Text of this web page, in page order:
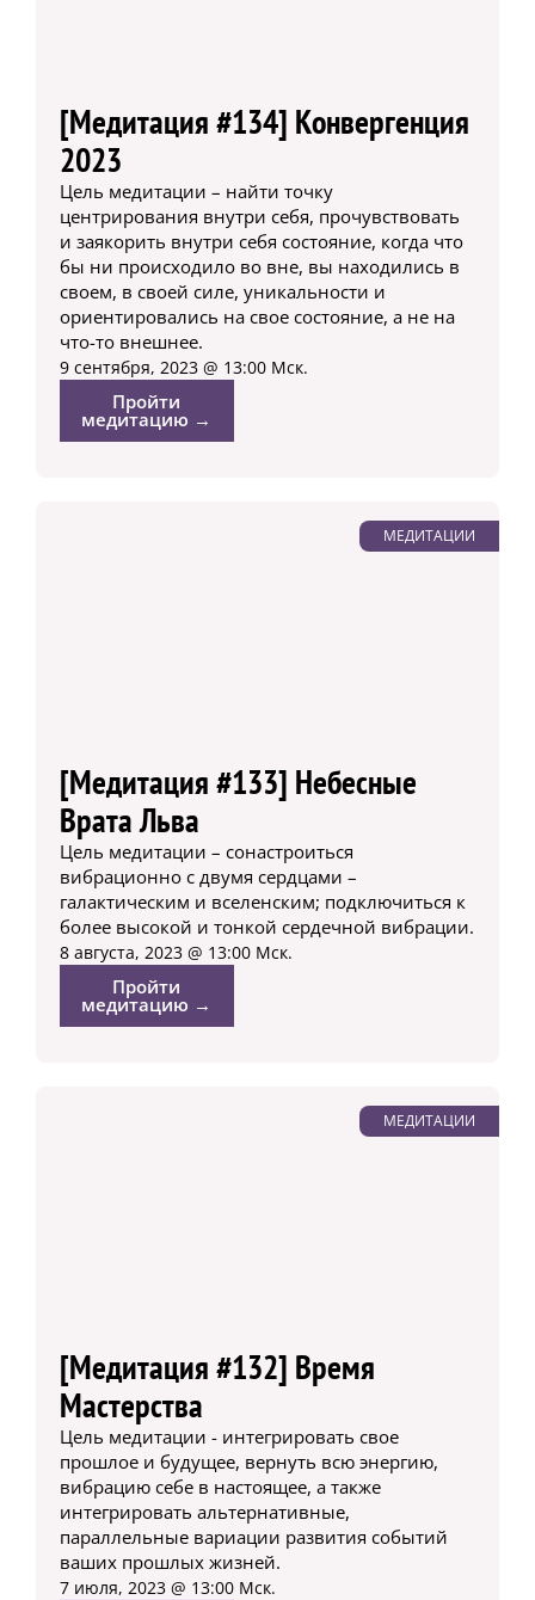
[Медитация #134] Конвергенция
2023
Цель медитации – найти точку
центрирования внутри себя, прочувствовать
и заякорить внутри себя состояние, когда что
бы ни происходило во вне, вы находились в
своем, в своей силе, уникальности и
ориентировались на свое состояние, а не на
что-то внешнее.
9 сентября, 2023 @ 13:00 Мск.
Пройти
медитацию →
МЕДИТАЦИИ
[Медитация #133] Небесные
Врата Льва
Цель медитации – сонастроиться
вибрационно с двумя сердцами –
галактическим и вселенским; подключиться к
более высокой и тонкой сердечной вибрации.
8 августа, 2023 @ 13:00 Мск.
Пройти
медитацию →
МЕДИТАЦИИ
[Медитация #132] Время
Мастерства
Цель медитации - интегрировать свое
прошлое и будущее, вернуть всю энергию,
вибрацию себе в настоящее, а также
интегрировать альтернативные,
параллельные вариации развития событий
ваших прошлых жизней.
7 июля, 2023 @ 13:00 Мск.